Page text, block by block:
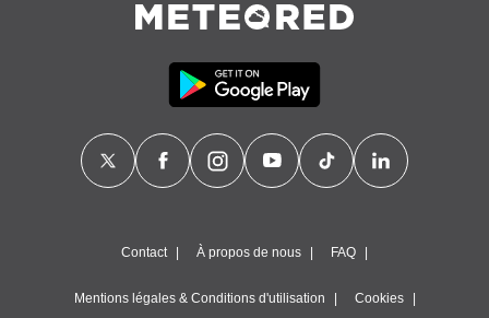
Contact À propos de nous FAQ
Mentions légales & Conditions d'utilisation Cookies